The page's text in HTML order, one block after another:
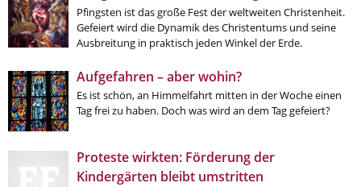
Diese Website wurde am 28. November 2017
Kirche in Frankfurt.
Pfingsten ist das große Fest der weltweiten Christenheit.
Gefeiert wird die Dynamik des Christentums und seine
Ausbreitung in praktisch jeden Winkel der Erde.
Aufgefahren – aber wohin?
Es ist schön, an Himmelfahrt mitten in der Woche einen
Tag frei zu haben. Doch was wird an dem Tag gefeiert?
Proteste wirkten: Förderung der
Kindergärten bleibt umstritten